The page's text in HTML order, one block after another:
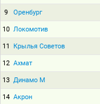
9 Оренбург
10 Локомотив
11 Крылья Советов
12 Ахмат
13 Динамо М
14 Акрон